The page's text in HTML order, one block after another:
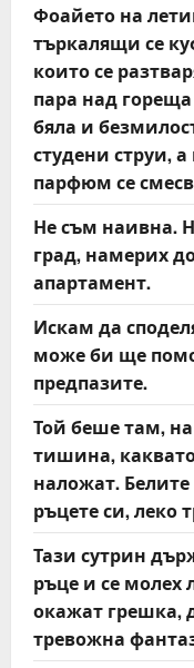
Фоайето на
търкалящи се
които се
пара над
бяла и
студени струи,
парфюм се
Не съм наивна.
град, намерих
апартамент.
Искам да
може би ще
предпазите.
Той беше там,
тишина,
наложат.
ръцете си, леко
Тази сутрин
ръце и се молех
окажат грешка,
тревожна